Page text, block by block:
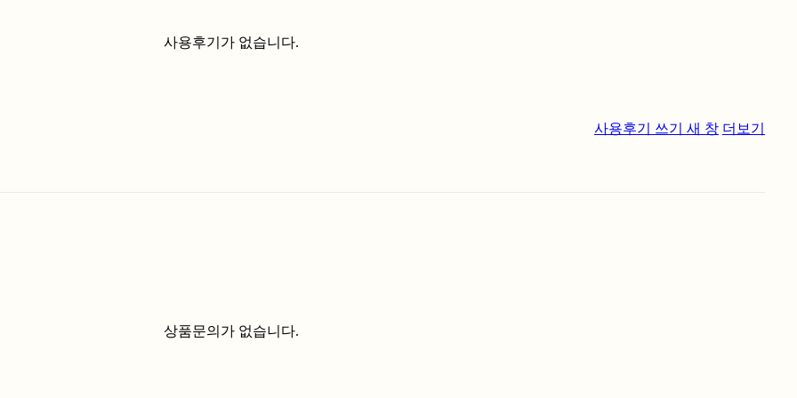
사용후기가 없습니다.
사용후기 쓰기 새 창 더보기
상품문의가 없습니다.